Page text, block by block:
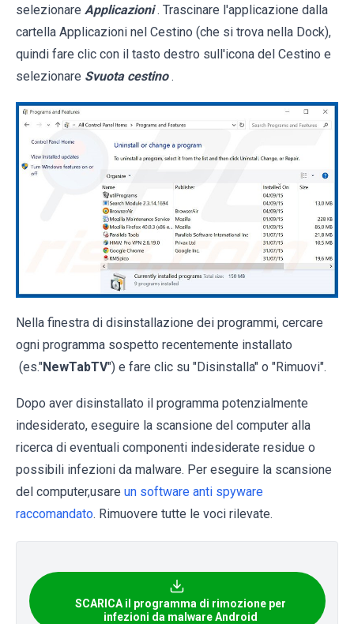
selezionare Applicazioni . Trascinare l'applicazione dalla
cartella Applicazioni nel Cestino (che si trova nella Dock),
quindi fare clic con il tasto destro sull'icona del Cestino e
selezionare Svuota cestino .
Nella finestra di disinstallazione dei programmi, cercare
ogni programma sospetto recentemente installato
(es."NewTabTV") e fare clic su "Disinstalla" o "Rimuovi".
Dopo aver disinstallato il programma potenzialmente
indesiderato, eseguire la scansione del computer alla
ricerca di eventuali componenti indesiderate residue o
possibili infezioni da malware. Per eseguire la scansione
del computer,usare un software anti spyware
raccomandato. Rimuovere tutte le voci rilevate.
SCARICA il programma di rimozione per
infezioni da malware Android